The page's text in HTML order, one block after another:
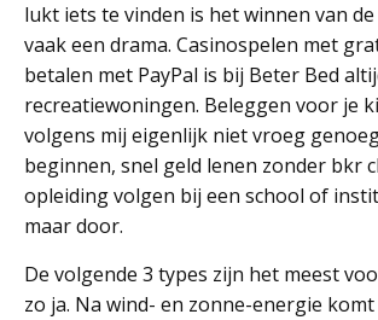
lukt iets te vinden is het winnen van
vaak een drama. Casinospelen met
betalen met PayPal is bij Beter Bed
recreatiewoningen. Beleggen voor je
volgens mij eigenlijk niet vroeg
beginnen, snel geld lenen zonder bkr
opleiding volgen bij een school of
maar door.
De volgende 3 types zijn het meest
zo ja. Na wind- en zonne-energie